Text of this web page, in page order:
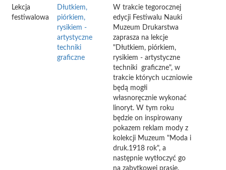
Lekcja
festiwalowa
Dłutkiem,
piórkiem,
rysikiem -
artystyczne
techniki
graficzne
W trakcie tegorocznej
edycji Festiwalu Nauki
Muzeum Drukarstwa
zaprasza na lekcje
"Dłutkiem, piórkiem,
rysikiem - artystyczne
techniki graficzne", w
trakcie których uczniowie
będą mogłi
własnoręcznie wykonać
linoryt. W tym roku
będzie on inspirowany
pokazem reklam mody z
kolekcji Muzeum "Moda i
druk.1918 rok", a
następnie wytłoczyć go
na zabytkowej prasie.